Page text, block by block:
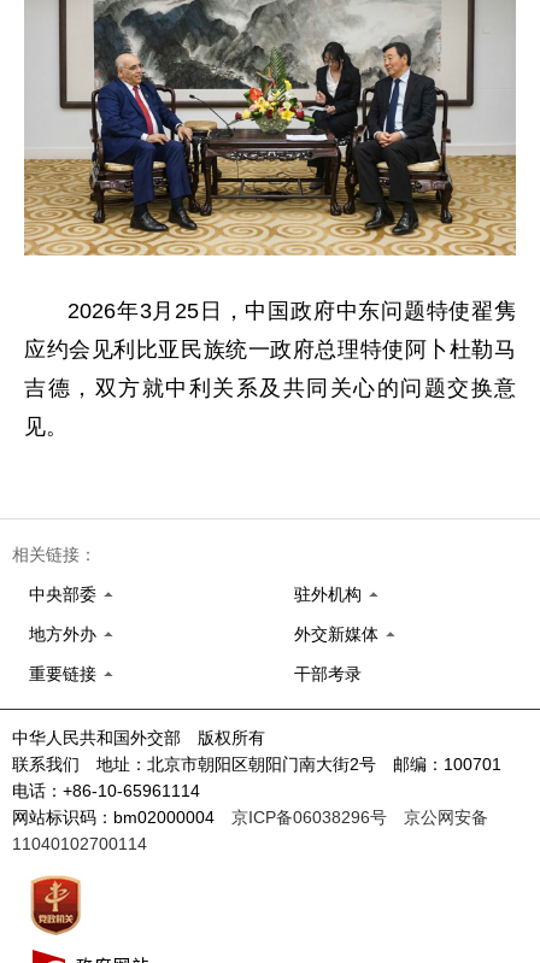
2026年3月25日，中国政府中东问题特使翟隽
应约会见利比亚民族统一政府总理特使阿卜杜勒马
吉德，双方就中利关系及共同关心的问题交换意
见。
相关链接：
中央部委 驻外机构
地方外办 外交新媒体
重要链接 干部考录
中华人民共和国外交部 版权所有
联系我们 地址：北京市朝阳区朝阳门南大街2号 邮编：100701
电话：+86-10-65961114
网站标识码：bm02000004 京ICP备06038296号
京公网安备
11040102700114